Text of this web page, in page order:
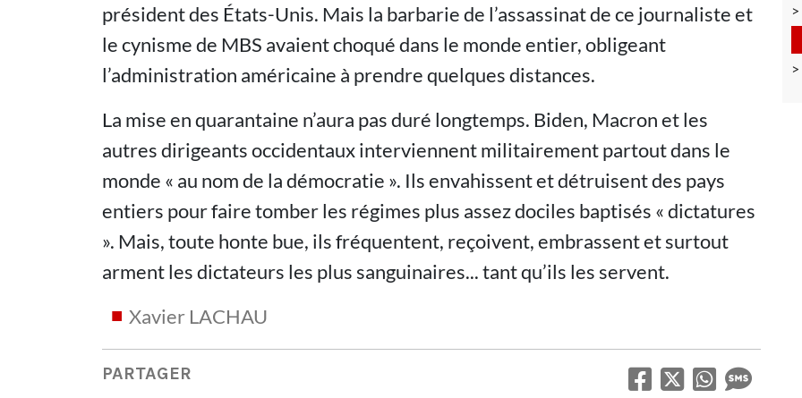
président des États-Unis. Mais la barbarie de l’assassinat de ce journaliste et
le cynisme de MBS avaient choqué dans le monde entier, obligeant
l’administration américaine à prendre quelques distances.
La mise en quarantaine n’aura pas duré longtemps. Biden, Macron et les
autres dirigeants occidentaux interviennent militairement partout dans le
monde « au nom de la démocratie ». Ils envahissent et détruisent des pays
entiers pour faire tomber les régimes plus assez dociles baptisés « dictatures
». Mais, toute honte bue, ils fréquentent, reçoivent, embrassent et surtout
arment les dictateurs les plus sanguinaires... tant qu’ils les servent.
Xavier LACHAU
PARTAGER